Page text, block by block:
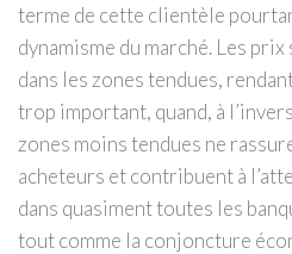
terme de cette clientèle
dynamisme du marché. Les
dans les zones tendues,
trop important, quand, à
zones moins tendues ne
acheteurs et contribuent à
dans quasiment toutes les
tout comme la conjoncture